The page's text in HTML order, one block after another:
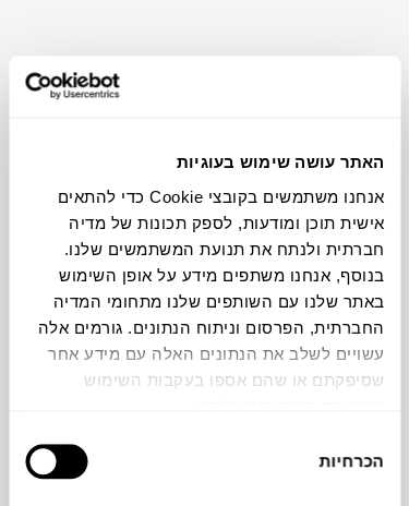
האתר עושה שימוש בעוגיות
אנחנו משתמשים בקובצי Cookie כדי להתאים
אישית תוכן ומודעות, לספק תכונות של מדיה
חברתית ולנתח את תנועת המשתמשים שלנו.
בנוסף, אנחנו משתפים מידע על אופן השימוש
באתר שלנו עם השותפים שלנו מתחומי המדיה
החברתית, הפרסום וניתוח הנתונים. גורמים אלה
עשויים לשלב את הנתונים האלה עם מידע אחר
שסיפקתם או שהם אספו בעקבות השימוש
הסכמה
הכרחיות
תוכלו למצוא אותי ב:
צבעים
שולחן מסדרת KASANE, עוצב על ידי הסטודיו